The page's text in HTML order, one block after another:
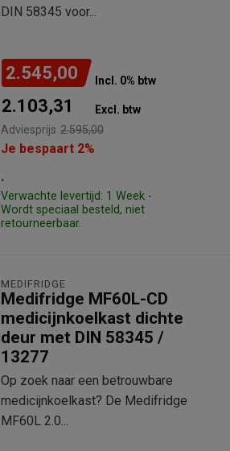
DIN 58345 voor...
2.545,00 Incl. 0% btw
2.103,31 Excl. btw
Adviesprijs 2.595,00
Je bespaart 2%
.
Verwachte levertijd: 1 Week -
Wordt speciaal besteld, niet
retourneerbaar.
MEDIFRIDGE
Medifridge MF60L-CD
medicijnkoelkast dichte
deur met DIN 58345 /
13277
Op zoek naar een betrouwbare
medicijnkoelkast? De Medifridge
MF60L 2.0...